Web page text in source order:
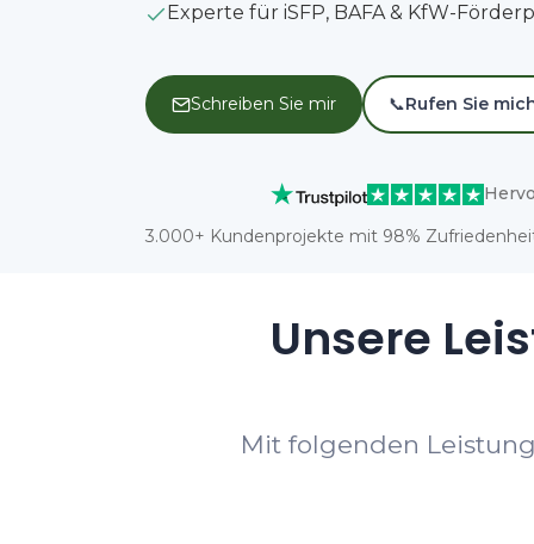
Experte für iSFP, BAFA & KfW-
Schreiben Sie mir 📞Rufen Sie
3.000+ Kundenprojekte mit 98%
Unsere
Mit folgenden